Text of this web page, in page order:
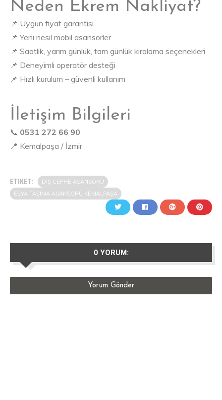
Neden Ekrem Nakliyat?
📌 Uygun fiyat garantisi
📌 Yeni nesil mobil asansörler
📌 Saatlik, yarım günlük, tam günlük kiralama seçenekleri
📌 Deneyimli operatör desteği
📌 Hızlı kurulum – güvenli kullanım
İletişim Bilgileri
📞 0531 272 66 90
📍 Kemalpaşa / İzmir
ETIKET:
DIŞ CEPHE ASANSÖRÜ
EŞYA TAŞIMA ASANSÖRÜ KEMALPAŞA
0 YORUM:
Yorum Gönder